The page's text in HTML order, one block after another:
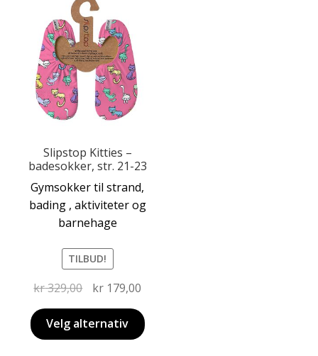
Slipstop Kitties –
badesokker, str. 21-23
Gymsokker til strand,
bading , aktiviteter og
barnehage
TILBUD!
kr329,00
Opprinnelig
pris
var:
kr 329,00.
kr 179,00
er:
kr 179,00.
Velg alternativ
Dette
produktet
har
flere
Alternativene
velges
på
produktsiden